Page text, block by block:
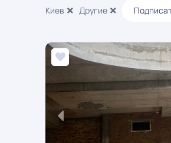
Киев Другие